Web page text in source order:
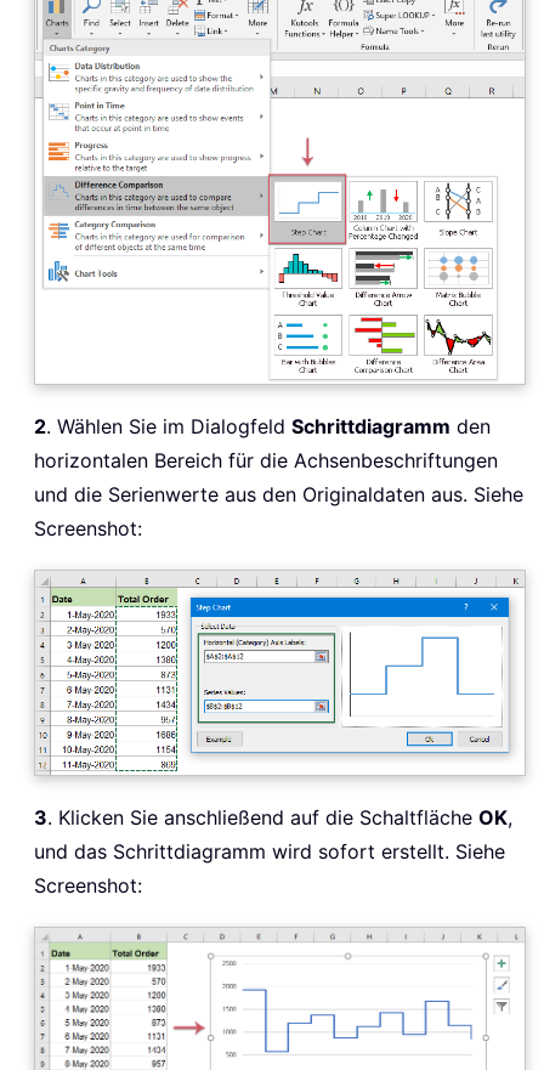
2. Wählen Sie im Dialogfeld Schrittdiagramm den
horizontalen Bereich für die Achsenbeschriftungen
und die Serienwerte aus den Originaldaten aus. Siehe
Screenshot:
3. Klicken Sie anschließend auf die Schaltfläche OK,
und das Schrittdiagramm wird sofort erstellt. Siehe
Screenshot: